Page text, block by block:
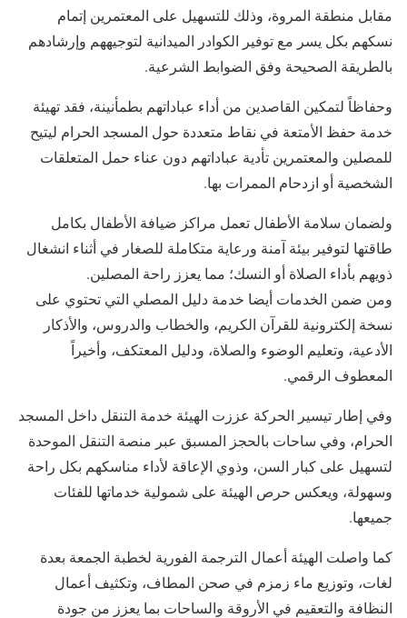
مقابل منطقة المروة، وذلك للتسهيل على المعتمرين إتمام
نسكهم بكل يسر مع توفير الكوادر الميدانية لتوجيههم وإرشادهم
بالطريقة الصحيحة وفق الضوابط الشرعية.
وحفاظاً لتمكين القاصدين من أداء عباداتهم بطمأنينة، فقد تهيئة
خدمة حفظ الأمتعة في نقاط متعددة حول المسجد الحرام ليتيح
للمصلين والمعتمرين تأدية عباداتهم دون عناء حمل المتعلقات
الشخصية أو ازدحام الممرات بها.
ولضمان سلامة الأطفال تعمل مراكز ضيافة الأطفال بكامل
طاقتها لتوفير بيئة آمنة ورعاية متكاملة للصغار في أثناء انشغال
ذويهم بأداء الصلاة أو النسك؛ مما يعزز راحة المصلين.
ومن ضمن الخدمات أيضا خدمة دليل المصلي التي تحتوي على
نسخة إلكترونية للقرآن الكريم، والخطاب والدروس، والأذكار
الأدعية، وتعليم الوضوء والصلاة، ودليل المعتكف، وأخيراً
المعطوف الرقمي.
وفي إطار تيسير الحركة عززت الهيئة خدمة التنقل داخل المسجد
الحرام، وفي ساحات بالحجز المسبق عبر منصة التنقل الموحدة
لتسهيل على كبار السن، وذوي الإعاقة لأداء مناسكهم بكل راحة
وسهولة، ويعكس حرص الهيئة على شمولية خدماتها للفئات
جميعها.
كما واصلت الهيئة أعمال الترجمة الفورية لخطبة الجمعة بعدة
لغات، وتوزيع ماء زمزم في صحن المطاف، وتكثيف أعمال
النظافة والتعقيم في الأروقة والساحات بما يعزز من جودة